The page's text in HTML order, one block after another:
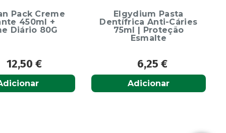
Pasta
Anti-Cáries
| Proteção
6,25€ 6,65€
Adicionar